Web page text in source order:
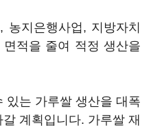
지은행사업, 지방자치
적을 줄여 적정 생산을
있는 가루쌀 생산을 대폭
계획입니다. 가루쌀 재